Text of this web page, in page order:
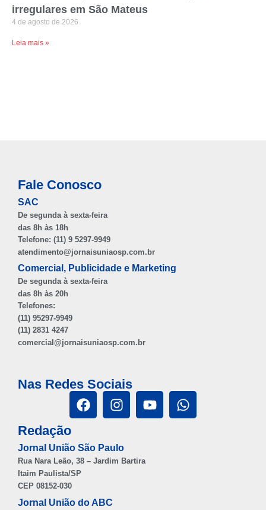
irregulares em São Mateus
4 de agosto de 2026
Leia mais »
Fale Conosco
SAC
De segunda à sexta-feira
das 8h às 18h
Telefone: (11) 9 5297-9949
atendimento@jornaisuniaosp.com.br
Comercial, Publicidade e Marketing
De segunda à sexta-feira
das 8h às 20h
Telefones:
(11) 95297-9949
(11) 2831 4247
comercial@jornaisuniaosp.com.br
Nas Redes Sociais
Redação
Jornal União São Paulo
Rua Nara Leão, 38 – Jardim Bartira
Itaim Paulista/SP
CEP 08152-030
Jornal União do ABC